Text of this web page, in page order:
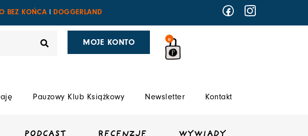
BEZ KOŃCA DOGGERLAND
MOJE KONTO 0
Pauzowy Klub Książkowy Newsletter Kontakt